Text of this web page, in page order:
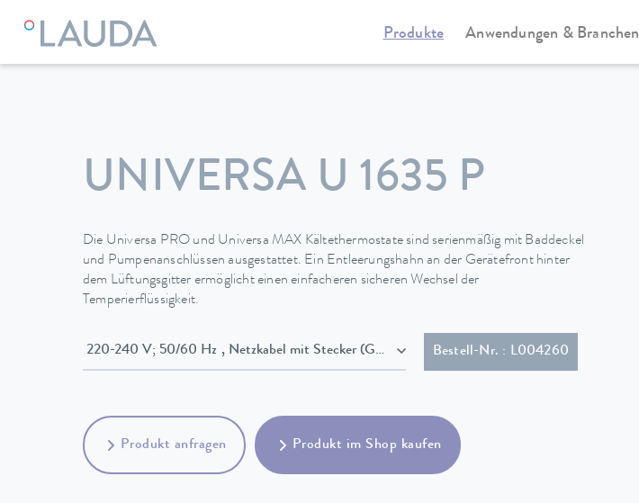
Produkte Anwendungen & Branchen
LAUDA Temperiergeräte Kältethermostate Universa
UNIVERSA U 1635 P
Die Universa PRO und Universa MAX Kältethermostate sind serienmäßig mit Baddeckel
und Pumpenanschlüssen ausgestattet. Ein Entleerungshahn an der Gerätefront hinter
dem Lüftungsgitter ermöglicht einen einfacheren sicheren Wechsel der
Temperierflüssigkeit.
220-240 V; 50/60 Hz , Netzkabel mit Stecker (GB2099, 15934)Bestell-Nr. : L004260
Produkt anfragen Produkt im Shop kaufen